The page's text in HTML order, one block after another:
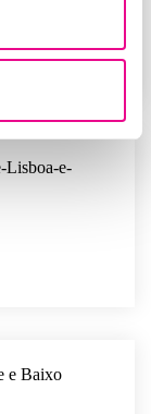
Lisboa-e-
e Baixo